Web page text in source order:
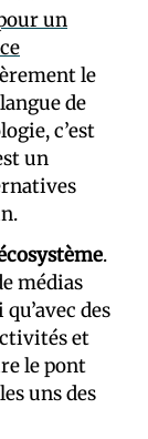
un
le
de
c’est
un
.
médias
des
et
le pont
uns des